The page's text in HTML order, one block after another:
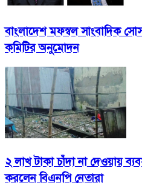
বাংলাদেশ মফস্বল সাংবাদিক
কমিটির অনুমোদন
২ লাখ টাকা চাঁদা না দেওয়ায়
করলেন বিএনপি নেতারা